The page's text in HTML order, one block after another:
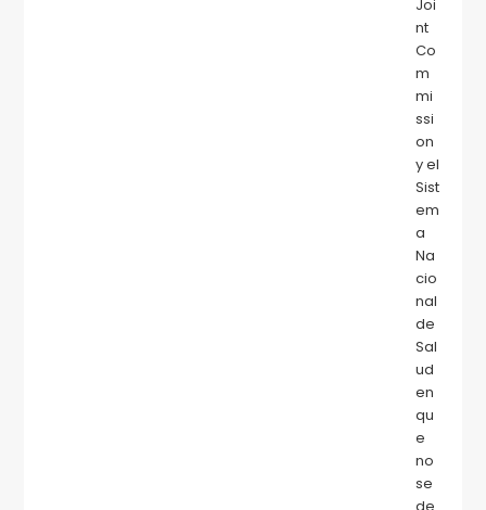
Joi
nt
Co
m
mi
ssi
on
y el
Sist
em
a
Na
cio
nal
de
Sal
ud
en
qu
e
no
se